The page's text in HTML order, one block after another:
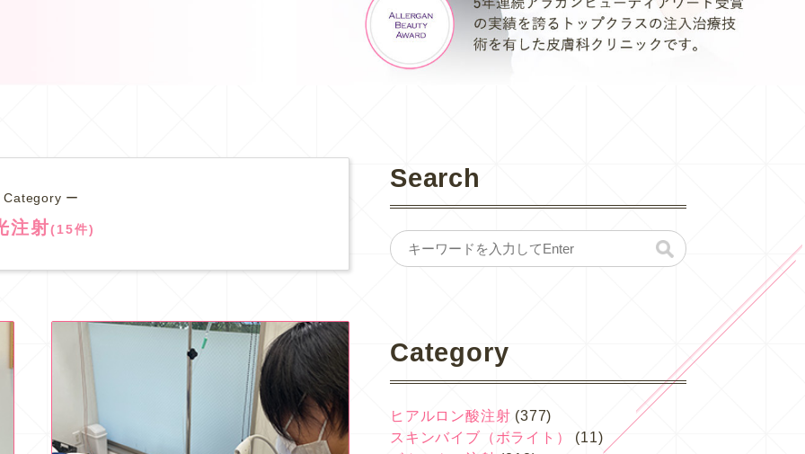
Category ー
注射(15件)
Search
Category
ヒアルロン酸注射 (377)
スキンバイブ（ボライト）
(11)